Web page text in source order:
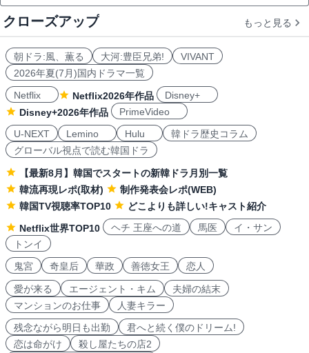
クローズアップ もっと見る
朝ドラ:風、薫る 大河:豊臣兄弟!
VIVANT
2026年夏(7月)国内ドラマ一覧
Netflix
Netflix2026年作品
Disney+
Disney+2026年作品
PrimeVideo
U-NEXT
Lemino Hulu
韓ドラ歴史コラム
グローバル視点で読む韓国ドラ
【最新8月】韓国でスタートの新韓ドラ月別一覧
韓流再現レポ(取材)
制作発表会レポ(WEB)
韓国TV視聴率TOP10
どこよりも詳しい!キャスト紹介
Netflix世界TOP10
ヘチ 王座への道 馬医
イ・サン
トンイ
鬼宮
奇皇后 華政 善徳女王 恋人
愛が来る エージェント・キム
夫婦の結末
マンションのお仕事
人妻キラー
残念ながら明日も出勤
君へと続く僕のドリーム!
恋は命がけ
殺し屋たちの店2